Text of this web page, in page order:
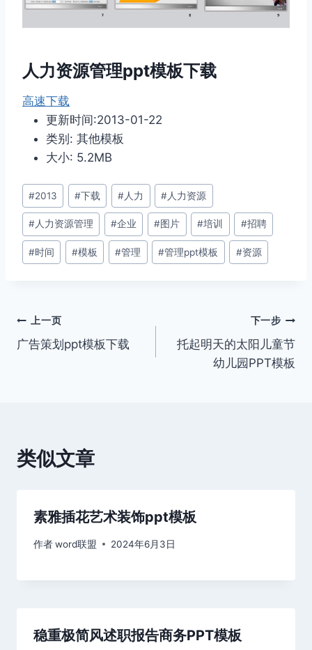
人力资源管理ppt模板下载
高速下载
更新时间:2013-01-22
类别: 其他模板
大小: 5.2MB
文
章
标
签：
#2013 #下载 #人力 #人力资源
#人力资源管理 #企业 #图片 #培训 #招聘
#时间 #模板 #管理 #管理ppt模板 #资源
文
章
上一页
广告策划ppt模板下载
下一步
托起明天的太阳儿童节
幼儿园PPT模板
类似文章
素雅插花艺术装饰ppt模板
作者word联盟 2024年6月3日
稳重极简风述职报告商务PPT模板